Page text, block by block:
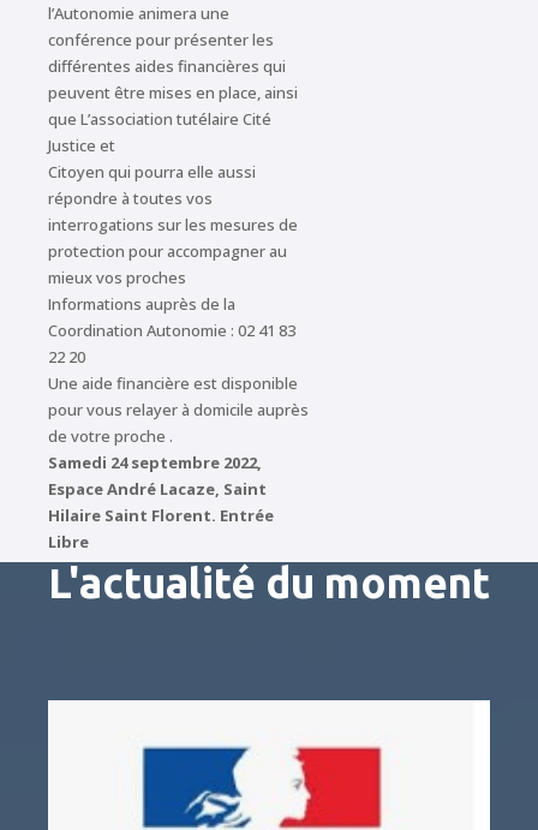
l’Autonomie animera une
conférence pour présenter les
différentes aides financières qui
peuvent être mises en place, ainsi
que L’association tutélaire Cité
Justice et
Citoyen qui pourra elle aussi
répondre à toutes vos
interrogations sur les mesures de
protection pour accompagner au
mieux vos proches
Informations auprès de la
Coordination Autonomie : 02 41 83
22 20
Une aide financière est disponible
pour vous relayer à domicile auprès
de votre proche .
Samedi 24 septembre 2022,
Espace André Lacaze, Saint
Hilaire Saint Florent. Entrée
Libre
L'actualité du moment